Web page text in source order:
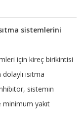
sistemlerini
için kireç birikintisi
ısıtma
sistemin
yakıt